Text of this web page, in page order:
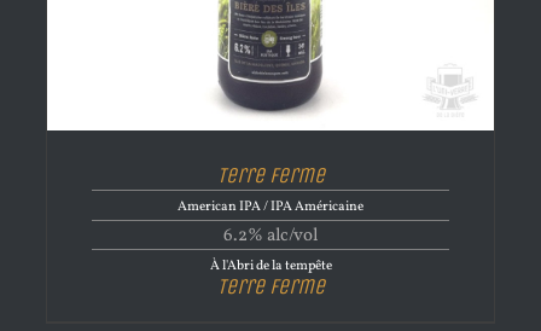
Terre Ferme
American IPA / IPA Américaine
6.2% alc/vol
À l'Abri de la tempête
Terre Ferme